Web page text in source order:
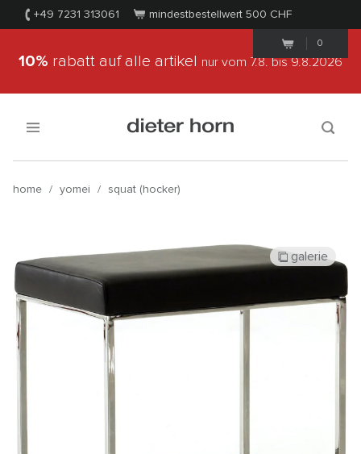
+49 7231 313061 mindestbestellwert 500 CHF
0
10% rabatt auf alle artikel nur vom 7.8.bis 9.8.2026
home / yomei / squat (hocker)
galerie